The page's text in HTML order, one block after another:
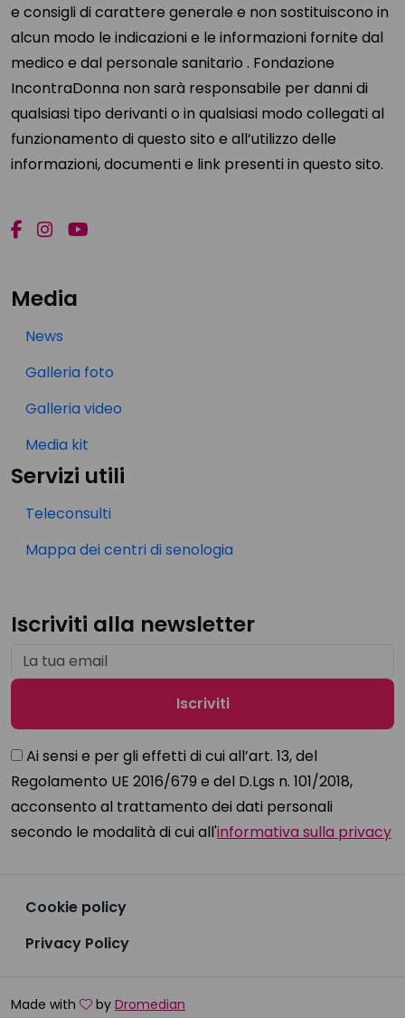
e consigli di carattere generale e non sostituiscono in
alcun modo le indicazioni e le informazioni fornite dal
medico e dal personale sanitario . Fondazione
IncontraDonna non sarà responsabile per danni di
qualsiasi tipo derivanti o in qualsiasi modo collegati al
funzionamento di questo sito e all’utilizzo delle
informazioni, documenti e link presenti in questo sito.
Media
News
Galleria foto
Galleria video
Media kit
Servizi utili
Teleconsulti
Mappa dei centri di senologia
Iscriviti alla newsletter
Ai sensi e per gli effetti di cui all’art. 13, del
Regolamento UE 2016/679 e del D.Lgs n. 101/2018,
acconsento al trattamento dei dati personali
secondo le modalità di cui all'informativa sulla privacy
Cookie policy
Privacy Policy
Made with by Dromedian